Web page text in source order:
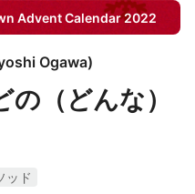
Advent Calendar 2022
Ogawa)
（どんな）
ッド